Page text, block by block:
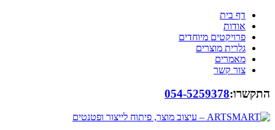
דף בית
אודות
פרויקטים מיוחדים
גלרית מוצרים
מאמרים
צור קשר
התקשרו:054-5259378